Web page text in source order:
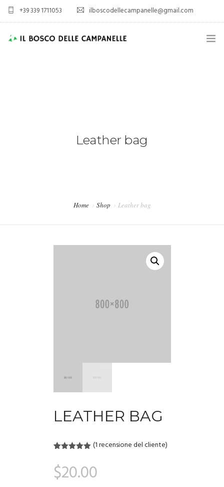
+39 339 1711053 ilboscodellecampanelle@gmail.com
Leather bag
Home Shop Leather bag
LEATHER BAG
su base
di
(1recensione del cliente)
$20.00